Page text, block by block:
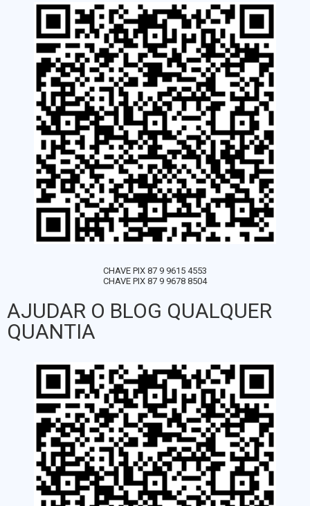
CHAVE PIX 87 9 9615 4553
CHAVE PIX 87 9 9678 8504
AJUDAR O BLOG QUALQUER
QUANTIA